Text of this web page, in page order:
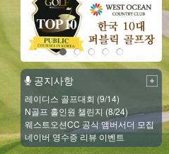
공지사항
레이디스 골프대회 (9/14)
N골프 홀인원 챌린지 (8/24)
웨스트오션CC 공식 앰버서더 모집
네이버 영수증 리뷰 이벤트